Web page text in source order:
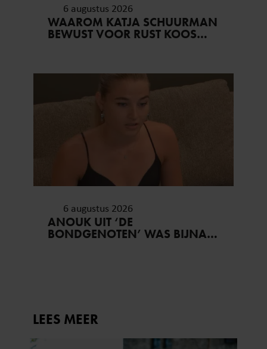
6 augustus 2026
WAAROM KATJA SCHUURMAN
BEWUST VOOR RUST KOOS…
6 augustus 2026
ANOUK UIT ‘DE
BONDGENOTEN’ WAS BIJNA